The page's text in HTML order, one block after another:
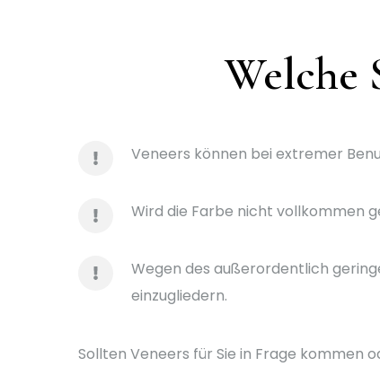
Welche
Veneers können bei extremer
Wird die Farbe nicht vollkommen
Wegen des außerordentlich
einzugliedern.
Sollten Veneers für Sie in Frage kommen